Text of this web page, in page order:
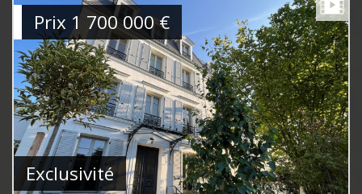
Exclusivité
Prix 1 700 000€